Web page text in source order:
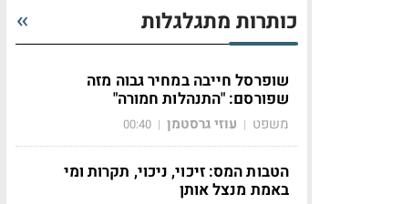
כותרות מתגלגלות
שופרסל חייבה במחיר גבוה מזה
שפורסם: "התנהלות חמורה"
משפט | עוזי גרסטמן |
00:40
הטבות המס: זיכוי, ניכוי, תקרות ומי
באמת מנצל אותן